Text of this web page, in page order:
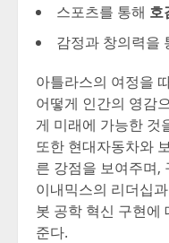
스포츠를 통해 호
감정과 창의력을
아틀라스의 여정을
어떻게 인간의 영감
게 미래에 가능한 것
또한 현대자동차와
른 강점을 보여주며,
이내믹스의 리더십
봇 공학 혁신 구현에
준다.